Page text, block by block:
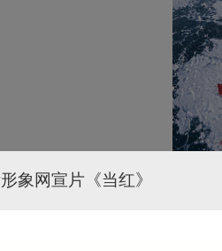
象网宣片《当红》